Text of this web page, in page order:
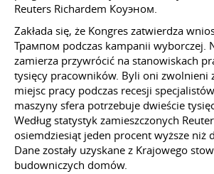
Reuters Richardem Коуэном.
Zakłada się, że Kongres zatwierdza
Трампом podczas kampanii wyborczej.
zamierza przywrócić na stanowiskach
tysięcy pracowników. Byli oni zwolnieni
miejsc pracy podczas recesji
maszyny sfera potrzebuje dwieście
Według statystyk zamieszczonych
osiemdziesiąt jeden procent wyższe niż
Dane zostały uzyskane z Krajowego
budowniczych domów.